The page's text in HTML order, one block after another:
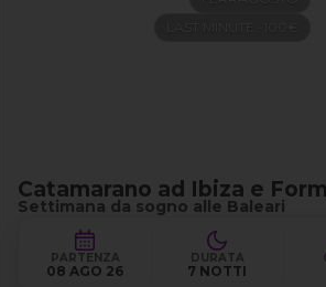
Catamarano ad Ibiza e
Settimana da sogno alle Baleari
PARTENZA
08 AGO 26
DURATA
7 NOTTI